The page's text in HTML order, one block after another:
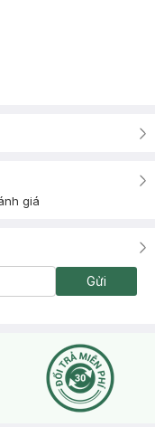
giá
Gửi